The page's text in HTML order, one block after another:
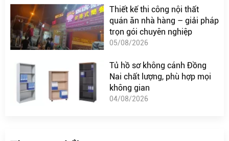
Thiết kế thi công nội thất
quán ăn nhà hàng – giải pháp
trọn gói chuyên nghiệp
05/08/2026
Tủ hồ sơ không cánh Đồng
Nai chất lượng, phù hợp mọi
không gian
04/08/2026